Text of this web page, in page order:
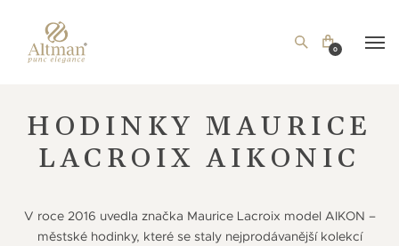
0
HODINKY MAURICE
LACROIX AIKONIC
V roce 2016 uvedla značka Maurice Lacroix model AIKON –
městské hodinky, které se staly nejprodávanější kolekcí